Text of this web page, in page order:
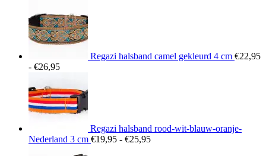
Regazi halsband camel gekleurd 4 cm €22,95
- €26,95Prijsklasse:
tot
€26,95
Regazi halsband rood-wit-blauw-oranje-
Nederland 3 cm €19,95 - €25,95Prijsklasse: